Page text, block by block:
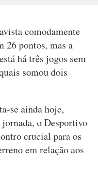
comodamente
26 pontos, mas a
há três jogos sem
somou dois
se ainda hoje,
jornada, o Desportivo
crucial para os
em relação aos